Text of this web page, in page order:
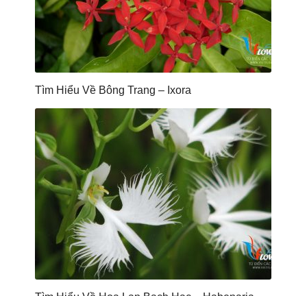
Tìm Hiểu Về Bông Trang – Ixora